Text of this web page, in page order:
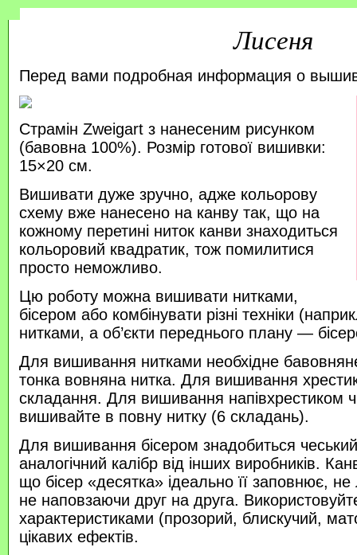
Лисеня
Перед вами подробная информация о
Страмін Zweigart з нанесеним рисунком
(бавовна 100%). Розмір готової вишивки:
15×20 см.
Вишивати дуже зручно, адже кольорову
схему вже нанесено на канву так, що на
кожному перетині ниток канви знаходиться
кольоровий квадратик, тож помилитися
просто неможливо.
Цю роботу можна вишивати нитками,
бісером або комбінувати різні техніки
нитками, а об’єкти переднього плану —
Для вишивання нитками необхідне
тонка вовняна нитка. Для вишивання
складання. Для вишивання напівхрестиком
вишивайте в повну нитку (6 складань).
Для вишивання бісером знадобиться
аналогічний калібр від інших виробників.
що бісер «десятка» ідеально її заповнює,
не наповзаючи друг на друга.
характеристиками (прозорий, блискучий,
цікавих ефектів.